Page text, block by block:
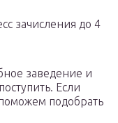
зачисления до 4
заведение и
Если
подобрать